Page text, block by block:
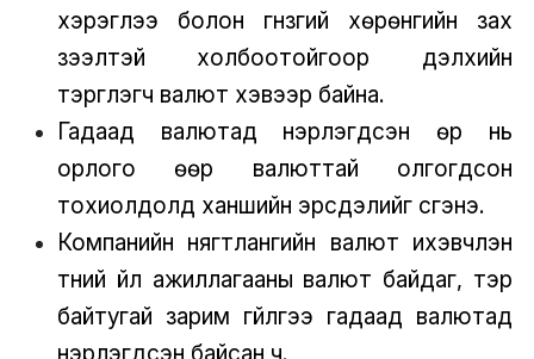
хэрэглээ болон гүнзгий хөрөнгийн зах
зээлтэй холбоотойгоор дэлхийн
тэргүүлэгч валют хэвээр байна.
Гадаад валютад нэрлэгдсэн өр нь
орлого өөр валюттай олгогдсон
тохиолдолд ханшийн эрсдэлийг үүсгэнэ.
Компанийн нягтлангийн валют ихэвчлэн
түүний үйл ажиллагааны валют байдаг, тэр
байтугай зарим гүйлгээ гадаад валютад